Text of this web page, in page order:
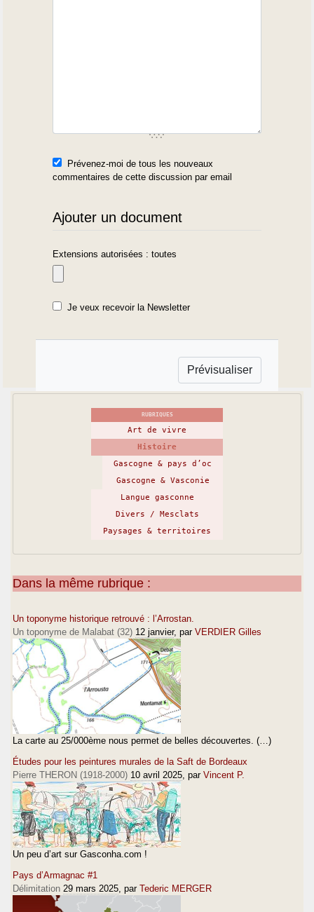
Prévenez-moi de tous les nouveaux
commentaires de cette discussion par email
Ajouter un document
Extensions autorisées : toutes
Je veux recevoir la Newsletter
RUBRIQUES
Art de vivre
Histoire
Gascogne & pays d’oc
Gascogne & Vasconie
Langue gasconne
Divers / Mesclats
Paysages & territoires
Dans la même rubrique :
Un toponyme historique retrouvé : l’Arrostan.
Un toponyme de Malabat (32) 12 janvier, par VERDIER Gilles
La carte au 25/000ème nous permet de belles découvertes. (…)
Études pour les peintures murales de la Saft de Bordeaux
Pierre THERON (1918-2000) 10 avril 2025 , par Vincent P.
Un peu d’art sur Gasconha.com !
Pays d’Armagnac #1
Délimitation 29 mars 2025 , par Tederic MERGER